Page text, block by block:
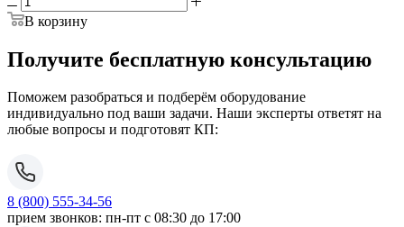
В корзину
Получите бесплатную консультацию
Поможем разобраться и подберём оборудование
индивидуально под ваши задачи. Наши эксперты ответят на
любые вопросы и подготовят КП:
8 (800) 555-34-56
прием звонков: пн-пт с 08:30 до 17:00